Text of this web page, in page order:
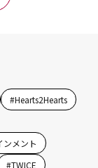
#Hearts2Hearts
ンメント
#TWICE